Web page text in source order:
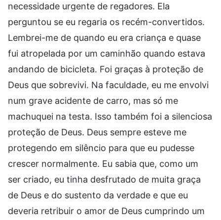
necessidade urgente de regadores. Ela
perguntou se eu regaria os recém-convertidos.
Lembrei-me de quando eu era criança e quase
fui atropelada por um caminhão quando estava
andando de bicicleta. Foi graças à proteção de
Deus que sobrevivi. Na faculdade, eu me envolvi
num grave acidente de carro, mas só me
machuquei na testa. Isso também foi a silenciosa
proteção de Deus. Deus sempre esteve me
protegendo em silêncio para que eu pudesse
crescer normalmente. Eu sabia que, como um
ser criado, eu tinha desfrutado de muita graça
de Deus e do sustento da verdade e que eu
deveria retribuir o amor de Deus cumprindo um